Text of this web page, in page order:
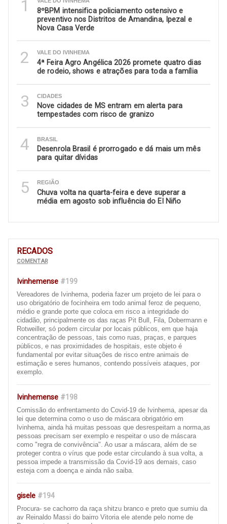
1
8ºBPM intensifica policiamento ostensivo e
preventivo nos Distritos de Amandina, Ipezal e
Nova Casa Verde
2 VALE DO IVINHEMA
4ª Feira Agro Angélica 2026 promete quatro dias
de rodeio, shows e atrações para toda a família
3 CIDADES
Nove cidades de MS entram em alerta para
tempestades com risco de granizo
4 BRASIL
Desenrola Brasil é prorrogado e dá mais um mês
para quitar dívidas
5 REGIÃO
Chuva volta na quarta-feira e deve superar a
média em agosto sob influência do El Niño
RECADOS
COMENTAR
Ivinhemense #199
Vereadores de Ivinhema, poderia fazer um projeto de lei para o
uso obrigatório de focinheira em todo animal feroz de pequeno,
médio e grande porte que coloca em risco a integridade do
cidadão, principalmente os das raças Pit Bull, Fila, Dobermann e
Rotweiller, só podem circular por locais públicos, em que haja
concentração de pessoas, tais como ruas, praças, e parques
públicos, e nas proximidades de hospitais, este objeto é
fundamental por evitar situações de risco entre animais de
estimação e seres humanos, contendo possíveis ataques, por
exemplo.
Ivinhemense #198
Comissão do enfrentamento do Covid-19 de Ivinhema, apesar da
lei que determina como o uso de máscara obrigatório em
Ivinhema, ainda há muitas pessoas que desrespeitam a norma,as
pessoas precisam ser exemplo e respeitar o uso de máscara
como "regra de convivência". Ao usar a máscara, além de se
proteger contra o vírus que pode estar circulando à sua volta, a
pessoa impede a transmissão da Covid-19 aos demais, caso
esteja com a doença e ainda não saiba.
gisele #194
Procura- se cachorro da raça shitzu branco e preto que sumiu da
av Reinaldo Massi do bairro Vitoria ele atende pelo nome de